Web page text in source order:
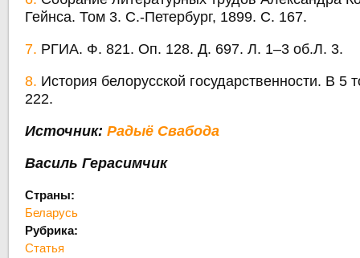
Гейнса. Том 3. С.-Петербург, 1899. С. 167.
7. РГИА. Ф. 821. Оп. 128. Д. 697. Л. 1–3 об.Л. 3.
8. История белорусской государственности. В 5
222.
Источник:Радыё Свабода
Василь Герасимчик
Страны:
Беларусь
Рубрика:
Статья